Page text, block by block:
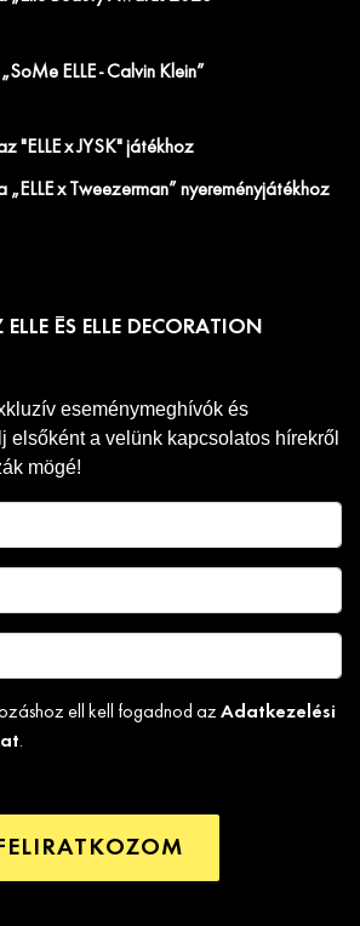
ELLE - Calvin Klein”
"ELLE x JYSK" játékhoz
„ELLE x Tweezerman” nyereményjátékhoz
ÉS ELLE DECORATION
eseménymeghívók és
elsőként a velünk kapcsolatos hírekről
mögé!
ell kell fogadnod az Adatkezelési
.